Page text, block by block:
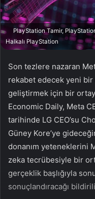
PlayStation Tamir,
Halkalı PlayStation
Son tezlere nazaran
rekabet edecek yeni bir
geliştirmek için bir
Economic Daily, Meta
tarihinde LG CEO’su
Güney Kore’ye
donanım yeteneklerini
zeka tecrübesiyle bir
gerçeklik başlığıyla
sonuçlandıracağı